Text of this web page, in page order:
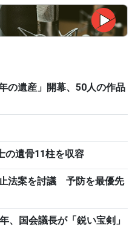
の遺産」開幕、50人の作品
の遺骨11柱を収容
法案を討議 予防を最優先
、国会議長が「鋭い宝剣」